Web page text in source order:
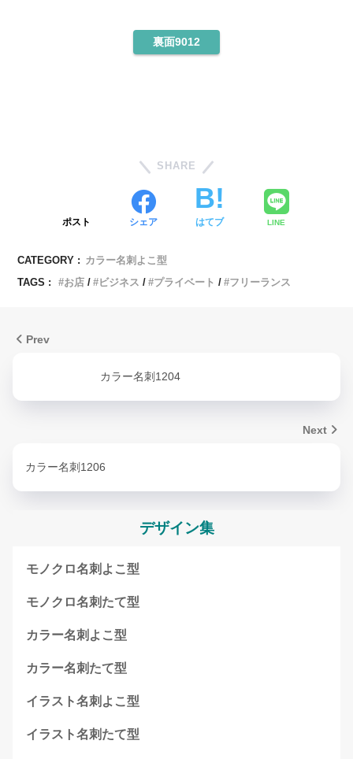
裏面9012
SHARE
ポスト シェア はてブ LINE
CATEGORY : カラー名刺よこ型
TAGS :
お店 ビジネス プライベート フリーランス
Prev
カラー名刺1204
Next
カラー名刺1206
デザイン集
モノクロ名刺よこ型
モノクロ名刺たて型
カラー名刺よこ型
カラー名刺たて型
イラスト名刺よこ型
イラスト名刺たて型